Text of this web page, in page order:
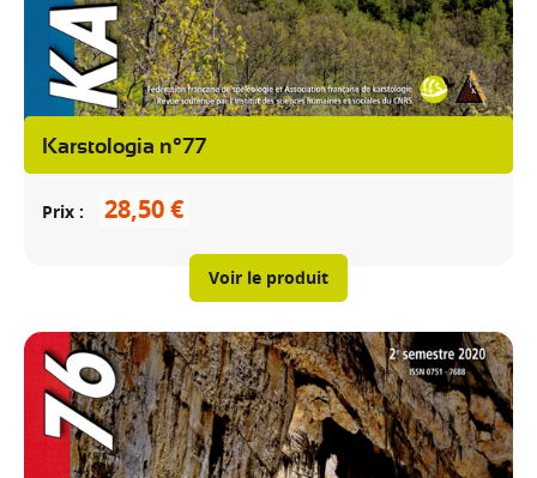
Karstologia n°77
Prix 28,50 €
Voir le produit